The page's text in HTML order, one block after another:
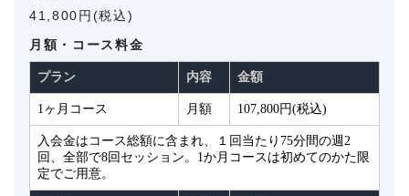
41,800円(税込)
月額・コース料金
プラン 内容 金額
1ヶ月コース 月額 107,800円(税込)
入会金はコース総額に含まれ、１回当たり75分間の週2
回、全部で8回セッション。1か月コースは初めてのかた限
定でご用意。